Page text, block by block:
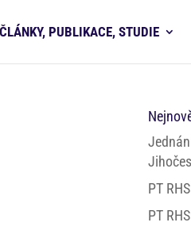
ČLÁNKY, PUBLIKACE, STUDIE
PT
PT